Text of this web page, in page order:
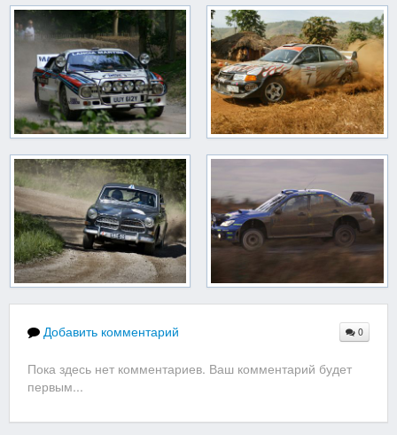
Добавить комментарий 0
Пока здесь нет комментариев. Ваш комментарий будет
первым...